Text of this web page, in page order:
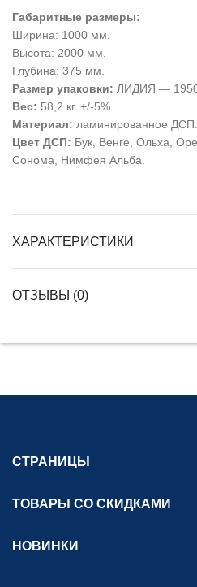
Габаритные размеры:
Ширина: 1000 мм.
Высота: 2000 мм.
Глубина: 375 мм.
Размер упаковки: ЛИДИЯ —
Вес: 58,2 кг. +/-5%
Материал: ламинированное ДСП.
Цвет ДСП: Бук, Венге, Ольха,
Сонома, Нимфея Альба.
ХАРАКТЕРИСТИКИ
ОТЗЫВЫ (0)
СТРАНИЦЫ
ТОВАРЫ СО СКИДКАМИ
НОВИНКИ